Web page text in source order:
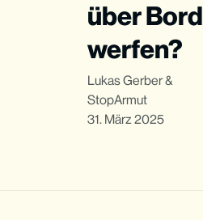
über Bord
werfen?
Lukas Gerber&
StopArmut
31. März 2025